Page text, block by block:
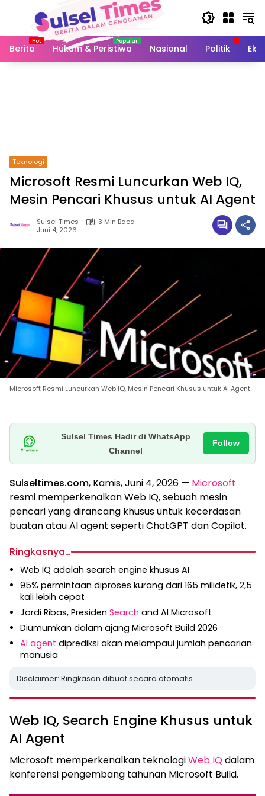
Berita
Hukum & Peristiwa Nasional Politik
Teknologi
Microsoft Resmi Luncurkan Web IQ,
Mesin Pencari Khusus untuk AI Agent
Sulsel Times
3 Min Baca
Juni 4, 2026
Microsoft Resmi Luncurkan Web IQ, Mesin Pencari Khusus untuk AI Agent
Sulsel Times Hadir di WhatsApp
Channel
Follow
Sulseltimes.com, Kamis, Juni 4, 2026 — Microsoft
resmi memperkenalkan Web IQ, sebuah mesin
pencari yang dirancang khusus untuk kecerdasan
buatan atau AI agent seperti ChatGPT dan Copilot.
Ringkasnya…
Web IQ adalah search engine khusus AI
95% permintaan diproses kurang dari 165 milidetik, 2,5
kali lebih cepat
Jordi Ribas, Presiden Search and AI Microsoft
Diumumkan dalam ajang Microsoft Build 2026
AI agent diprediksi akan melampaui jumlah pencarian
manusia
Disclaimer: Ringkasan dibuat secara otomatis.
Web IQ, Search Engine Khusus untuk
AI Agent
Microsoft memperkenalkan teknologiWeb IQdalam
konferensi pengembang tahunan Microsoft Build.